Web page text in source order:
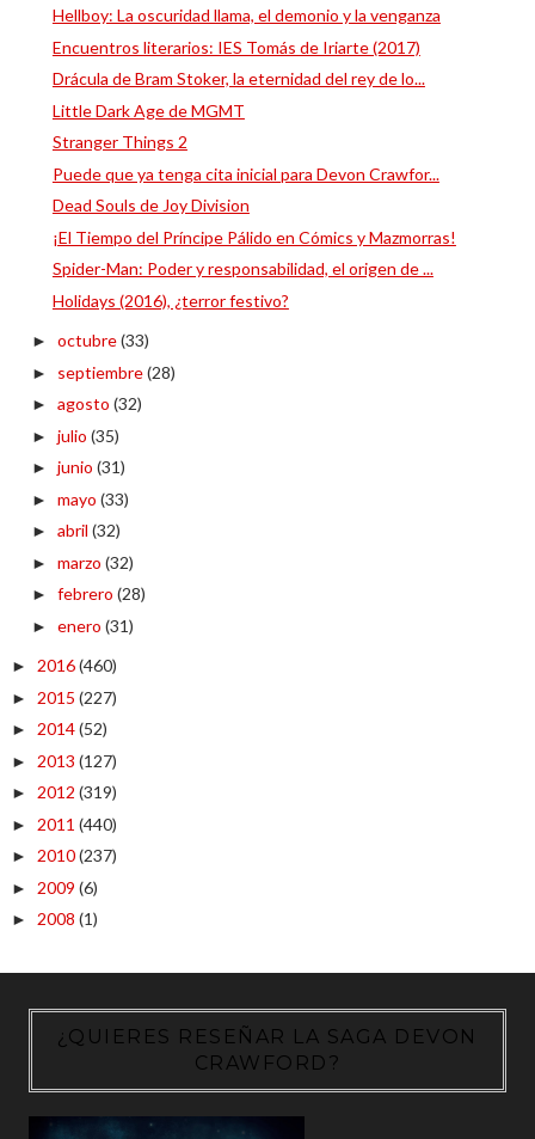
Hellboy: La oscuridad llama, el demonio y la venganza
Encuentros literarios: IES Tomás de Iriarte (2017)
Drácula de Bram Stoker, la eternidad del rey de lo...
Little Dark Age de MGMT
Stranger Things 2
Puede que ya tenga cita inicial para Devon Crawfor...
Dead Souls de Joy Division
¡El Tiempo del Príncipe Pálido en Cómics y Mazmorras!
Spider-Man: Poder y responsabilidad, el origen de ...
Holidays (2016), ¿terror festivo?
► octubre(33)
► septiembre(28)
► agosto (32)
► julio (35)
► junio (31)
► mayo (33)
► abril (32)
► marzo (32)
► febrero (28)
► enero (31)
► 2016(460)
► 2015 (227)
► 2014(52)
► 2013 (127)
► 2012 (319)
► 2011 (440)
► 2010(237)
► 2009 (6)
► 2008 (1)
¿QUIERES RESEÑAR LA SAGA DEVON
CRAWFORD?